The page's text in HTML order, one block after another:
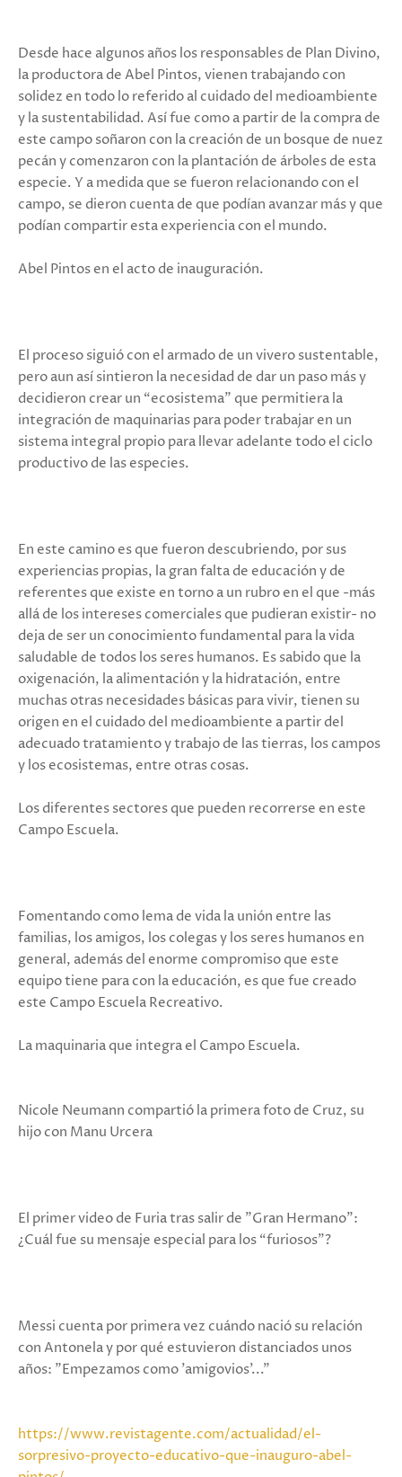
Desde hace algunos años los responsables de Plan Divino,
la productora de Abel Pintos, vienen trabajando con
solidez en todo lo referido al cuidado del medioambiente
y la sustentabilidad. Así fue como a partir de la compra de
este campo soñaron con la creación de un bosque de nuez
pecán y comenzaron con la plantación de árboles de esta
especie. Y a medida que se fueron relacionando con el
campo, se dieron cuenta de que podían avanzar más y que
podían compartir esta experiencia con el mundo.
Abel Pintos en el acto de inauguración.
El proceso siguió con el armado de un vivero sustentable,
pero aun así sintieron la necesidad de dar un paso más y
decidieron crear un “ecosistema” que permitiera la
integración de maquinarias para poder trabajar en un
sistema integral propio para llevar adelante todo el ciclo
productivo de las especies.
En este camino es que fueron descubriendo, por sus
experiencias propias, la gran falta de educación y de
referentes que existe en torno a un rubro en el que -más
allá de los intereses comerciales que pudieran existir- no
deja de ser un conocimiento fundamental para la vida
saludable de todos los seres humanos. Es sabido que la
oxigenación, la alimentación y la hidratación, entre
muchas otras necesidades básicas para vivir, tienen su
origen en el cuidado del medioambiente a partir del
adecuado tratamiento y trabajo de las tierras, los campos
y los ecosistemas, entre otras cosas.
Los diferentes sectores que pueden recorrerse en este
Campo Escuela.
Fomentando como lema de vida la unión entre las
familias, los amigos, los colegas y los seres humanos en
general, además del enorme compromiso que este
equipo tiene para con la educación, es que fue creado
este Campo Escuela Recreativo.
La maquinaria que integra el Campo Escuela.
Nicole Neumann compartió la primera foto de Cruz, su
hijo con Manu Urcera
El primer video de Furia tras salir de "Gran Hermano":
¿Cuál fue su mensaje especial para los “furiosos”?
Messi cuenta por primera vez cuándo nació su relación
con Antonela y por qué estuvieron distanciados unos
años: "Empezamos como 'amigovios'..."
https://www.revistagente.com/actualidad/el-
sorpresivo-proyecto-educativo-que-inauguro-abel-